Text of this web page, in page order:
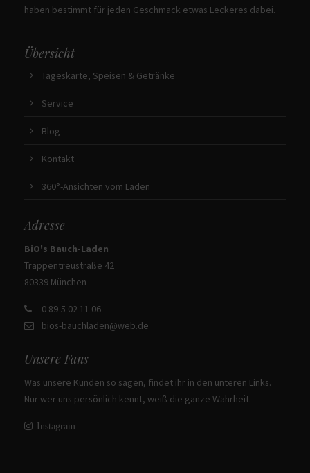
haben bestimmt für jeden Geschmack etwas Leckeres dabei.
Übersicht
Tageskarte, Speisen & Getränke
Service
Blog
Kontakt
360°-Ansichten vom Laden
Adresse
BiO's Bauch-Laden
Trappentreustraße 42
80339 München
0 89-5 02 11 06
bios-bauchladen@web.de
Unsere Fans
Was unsere Kunden so sagen, findet ihr in den unteren Links.
Nur wer uns persönlich kennt, weiß die ganze Wahrheit.
Instagram